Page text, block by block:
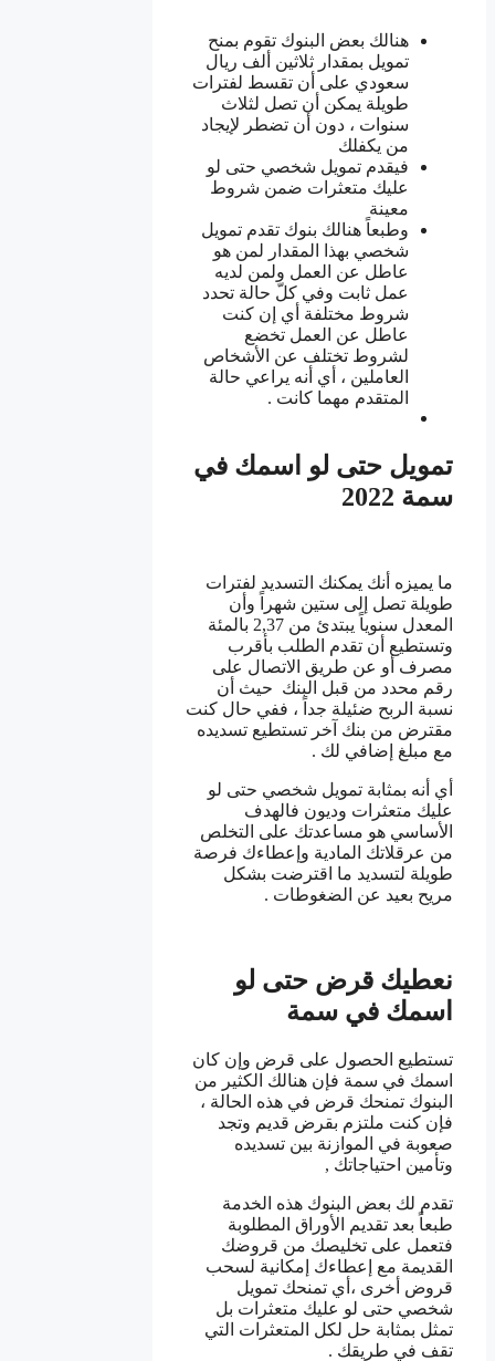
هنالك بعض البنوك تقوم بمنح
تمويل بمقدار ثلاثين ألف ريال
سعودي على أن تقسط لفترات
طويلة يمكن أن تصل لثلاث
سنوات ، دون أن تضطر لإيجاد
من يكفلك
فيقدم تمويل شخصي حتى لو
عليك متعثرات ضمن شروط
معينة
وطبعاً هنالك بنوك تقدم تمويل
شخصي بهذا المقدار لمن هو
عاطل عن العمل ولمن لديه
عمل ثابت وفي كلّ حالة تحدد
شروط مختلفة أي إن كنت
عاطل عن العمل تخضع
لشروط تختلف عن الأشخاص
العاملين ، أي أنه يراعي حالة
المتقدم مهما كانت .
تمويل حتى لو اسمك في
سمة 2022
ما يميزه أنك يمكنك التسديد لفترات
طويلة تصل إلى ستين شهراً وأن
المعدل سنوياً يبتدئ من 2,37 بالمئة
وتستطيع أن تقدم الطلب بأقرب
مصرف أو عن طريق الاتصال على
رقم محدد من قبل البنك حيث أن
نسبة الربح ضئيلة جداً ، ففي حال كنت
مقترض من بنك آخر تستطيع تسديده
مع مبلغ إضافي لك .
أي أنه بمثابة تمويل شخصي حتى لو
عليك متعثرات وديون فالهدف
الأساسي هو مساعدتك على التخلص
من عرقلاتك المادية وإعطاءك فرصة
طويلة لتسديد ما اقترضت بشكل
مريح بعيد عن الضغوطات .
نعطيك قرض حتى لو
اسمك في سمة
تستطيع الحصول على قرض وإن كان
اسمك في سمة فإن هنالك الكثير من
البنوك تمنحك قرض في هذه الحالة ،
فإن كنت ملتزم بقرض قديم وتجد
صعوبة في الموازنة بين تسديده
وتأمين احتياجاتك ,
تقدم لك بعض البنوك هذه الخدمة
طبعاً بعد تقديم الأوراق المطلوبة
فتعمل على تخليصك من قروضك
القديمة مع إعطاءك إمكانية لسحب
قروض أخرى ،أي تمنحك تمويل
شخصي حتى لو عليك متعثرات بل
تمثل بمثابة حل لكل المتعثرات التي
تقف في طريقك .